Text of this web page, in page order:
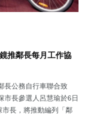
推鄰長每月工作協
長公務自行車聯合致
市長參選人呂慧瑜於6日
長，將推動編列「鄰